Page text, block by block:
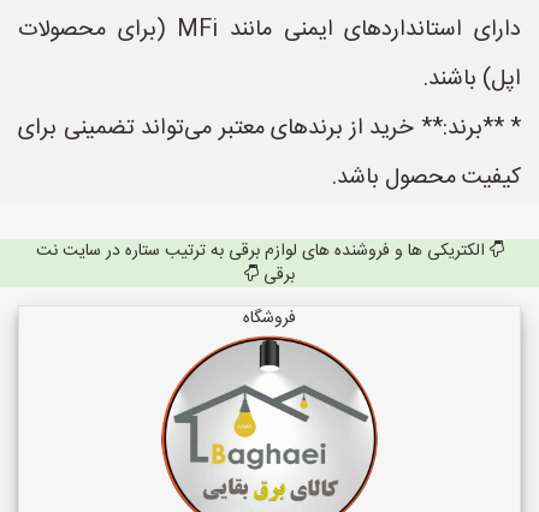
دارای استانداردهای ایمنی مانند MFi (برای محصولات
اپل) باشند.
* **برند:** خرید از برندهای معتبر می‌تواند تضمینی برای
کیفیت محصول باشد.
الکتریکی ها و فروشنده های لوازم برقی به ترتیب ستاره در سایت نت
برقی
فروشگاه